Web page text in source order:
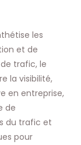
les
et de
trafic, le
la visibilité,
en entreprise,
de
du trafic et
pour